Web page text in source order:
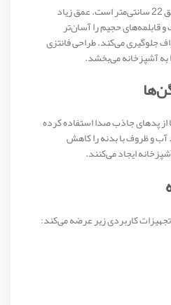
این سینک دارای دو لگن با عمق 22 سانتی‌متر است. عمق زیاد
حجیم را آسان‌تر
جلوگیری می‌کند. طراحی فانتزی
به آشپزخانه می‌بخشد.
پدهای جاذب صدا استفاده کرده
و ظروف با بدنه را کاهش
ایجاد می‌کنند.
کاربردی زیر عرضه می‌کند: